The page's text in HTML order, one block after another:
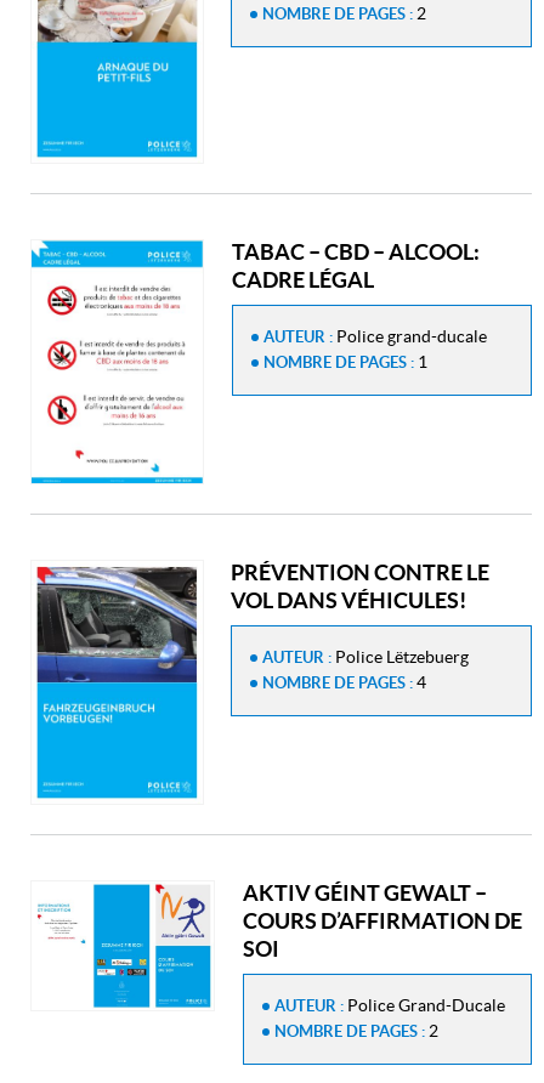
NOMBRE DE PAGES :2
TABAC – CBD – ALCOOL:
CADRE LÉGAL
AUTEUR : Police grand-ducale
NOMBRE DE PAGES : 1
PRÉVENTION CONTRE LE
VOL DANS VÉHICULES!
AUTEUR : Police Lëtzebuerg
NOMBRE DE PAGES :4
AKTIV GÉINT GEWALT –
COURS D’AFFIRMATION DE
SOI
AUTEUR : Police Grand-Ducale
NOMBRE DE PAGES : 2